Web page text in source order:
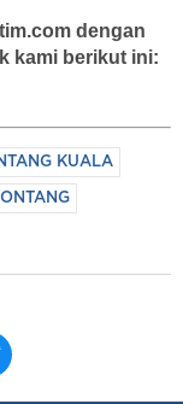
dengan
kami berikut ini:
KUALA